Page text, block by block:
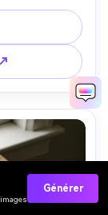
à imprimer
sur
réflexions
de l'affiche-
Générer